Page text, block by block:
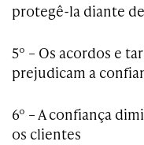
protegê-la diante
5º – Os acordos e
prejudicam a
6º – A confiança
os clientes